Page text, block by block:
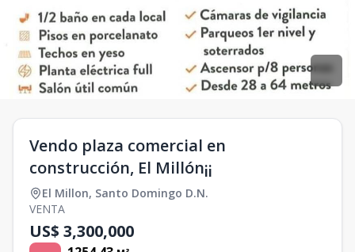
Vendo plaza comercial en
construcción, El Millón¡¡
El Millon, Santo Domingo D.N.
VENTA
US$ 3,300,000